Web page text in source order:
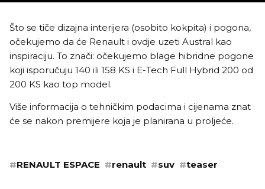
Što se tiče dizajna interijera (osobito kokpita) i pogona,
očekujemo da će Renault i ovdje uzeti Austral kao
inspiraciju. To znači: očekujemo blage hibridne pogone
koji isporučuju 140 ili 158 KS i E-Tech Full Hybrid 200 od
200 KS kao top model.
Više informacija o tehničkim podacima i cijenama znat
će se nakon premijere koja je planirana u proljeće.
#RENAULT ESPACE #renault #suv #teaser